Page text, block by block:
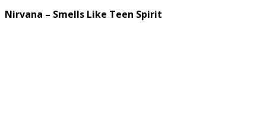
Nirvana – Smells Like Teen Spirit